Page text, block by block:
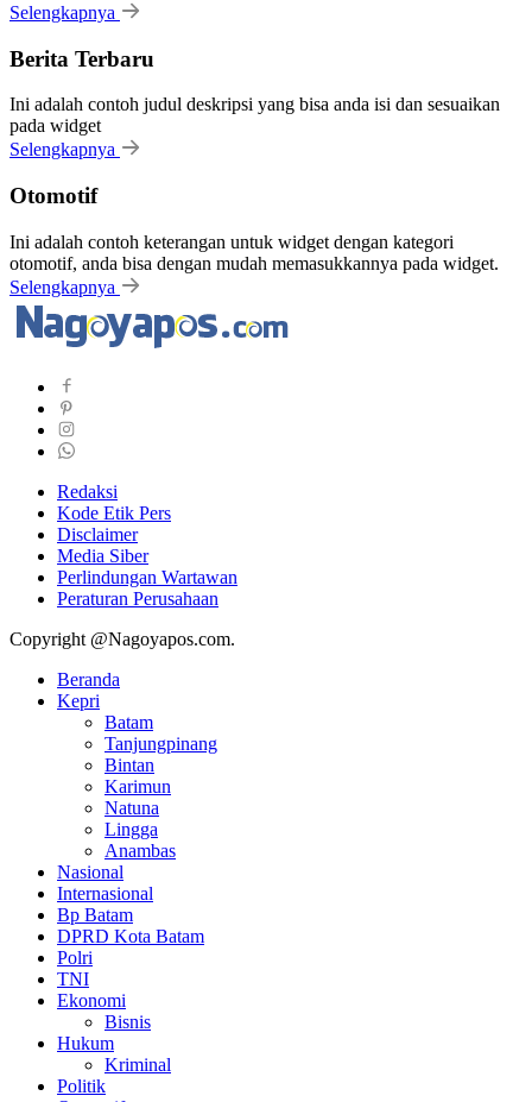
Selengkapnya
Berita Terbaru
Ini adalah contoh judul deskripsi yang bisa anda isi dan sesuaikan
pada widget
Selengkapnya
Otomotif
Ini adalah contoh keterangan untuk widget dengan kategori
otomotif, anda bisa dengan mudah memasukkannya pada widget.
Selengkapnya
Redaksi
Kode Etik Pers
Disclaimer
Media Siber
Perlindungan Wartawan
Peraturan Perusahaan
Copyright @Nagoyapos.com.
Beranda
Kepri
Batam
Tanjungpinang
Bintan
Karimun
Natuna
Lingga
Anambas
Nasional
Internasional
Bp Batam
DPRD Kota Batam
Polri
TNI
Ekonomi
Bisnis
Hukum
Kriminal
Politik